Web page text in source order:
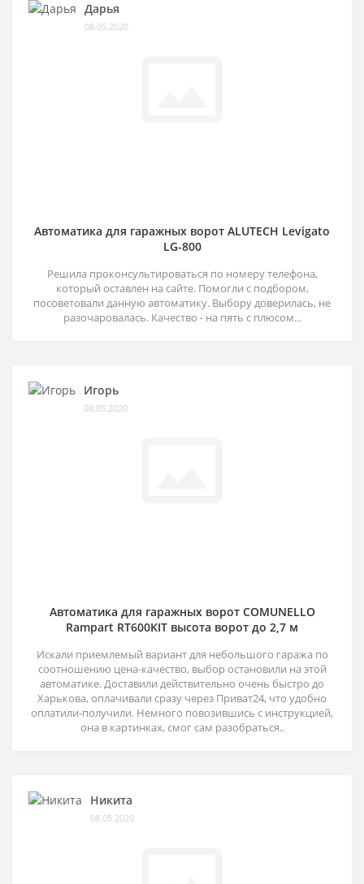
Дарья
08.05.2020
Автоматика для гаражных ворот ALUTECH Levigato
LG-800
Решила проконсультироваться по номеру телефона,
который оставлен на сайте. Помогли с подбором,
посоветовали данную автоматику. Выбору доверилась, не
разочаровалась. Качество - на пять с плюсом...
Игорь
08.05.2020
Автоматика для гаражных ворот COMUNELLO
Rampart RT600KIT высота ворот до 2,7 м
Искали приемлемый вариант для небольшого гаража по
соотношению цена-качество, выбор остановили на этой
автоматике. Доставили действительно очень быстро до
Харькова, оплачивали сразу через Приват24, что удобно
оплатили-получили. Немного повозившись с инструкцией,
она в картинках, смог сам разобраться..
Никита
08.05.2020